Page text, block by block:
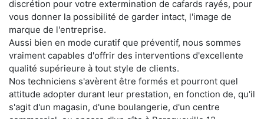
discrétion pour votre extermination de cafards rayés, pour
vous donner la possibilité de garder intact, l'image de
marque de l'entreprise.
Aussi bien en mode curatif que préventif, nous sommes
vraiment capables d'offrir des interventions d'excellente
qualité supérieure à tout style de clients.
Nos techniciens s'avèrent être formés et pourront quel
attitude adopter durant leur prestation, en fonction de, qu'il
s'agit d'un magasin, d'une boulangerie, d'un centre